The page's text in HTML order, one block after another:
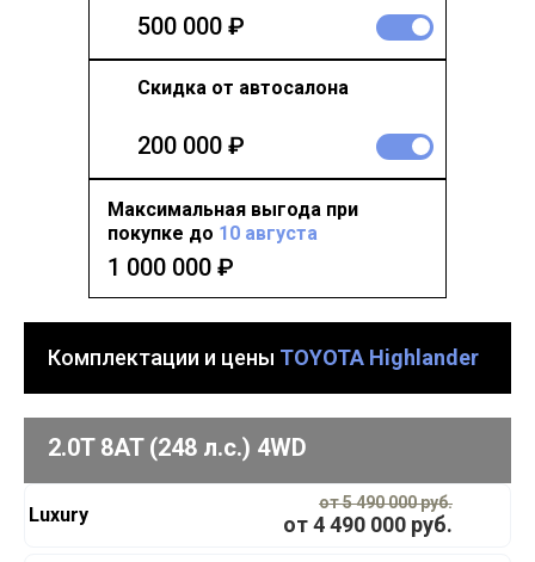
500 000 ₽
Скидка от автосалона
200 000 ₽
Максимальная выгода при
покупке до 10 августа
1 000 000 ₽
Комплектации и цены TOYOTA Highlander
2.0T 8AT (248 л.с.) 4WD
Luxury
от 5 490 000 руб.
от4 490 000 руб.